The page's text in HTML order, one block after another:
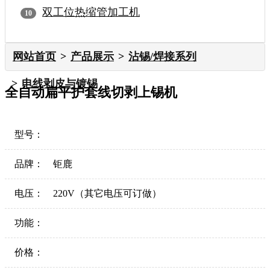
双工位热缩管加工机
网站首页 产品展示 沾锡/焊接系列
电线剥皮与镀锡
全自动扁平护套线切剥上锡机
型号：
品牌： 钜鹿
电压： 220V（其它电压可订做）
功能：
价格：